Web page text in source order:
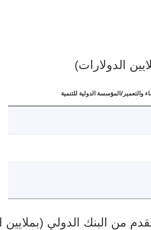
الدولارات)
والتعمير/المؤسسة الدولية للتنمية
الدولي (بملايين